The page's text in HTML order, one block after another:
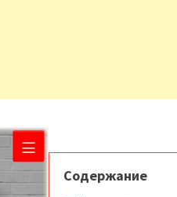
Содержание